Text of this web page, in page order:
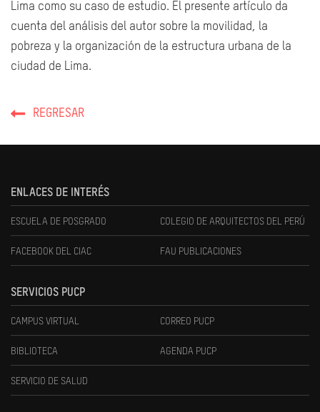
Lima como su caso de estudio. El presente artículo da
cuenta del análisis del autor sobre la movilidad, la
pobreza y la organización de la estructura urbana de la
ciudad de Lima.
REGRESAR
ENLACES DE INTERÉS
ESCUELA DE POSGRADO COLEGIO DE ARQUITECTOS DEL PERÚ
FACEBOOK DEL CIAC FAU PUBLICACIONES
SERVICIOS PUCP
CAMPUS VIRTUAL CORREO PUCP
BIBLIOTECA AGENDA PUCP
SERVICIO DE SALUD